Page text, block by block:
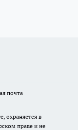
почта
охраняется в
праве и не